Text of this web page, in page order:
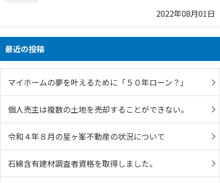
2022年08月01日
最近の投稿
マイホームの夢を叶えるために「５０年ローン？」
個人売主は複数の土地を売却することができない。
令和４年８月の星ヶ峯不動産の状況について
石綿含有建材調査者資格を取得しました。